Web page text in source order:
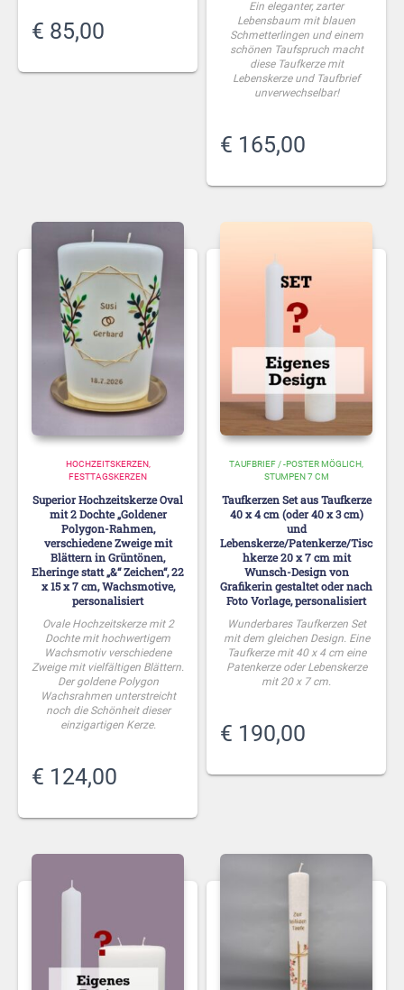
€ 85,00
Ein eleganter, zarter
Lebensbaum mit blauen
Schmetterlingen und einem
schönen Taufspruch macht
diese Taufkerze mit
Lebenskerze und Taufbrief
unverwechselbar!
€ 165,00
HOCHZEITSKERZEN
FESTTAGSKERZEN
Superior Hochzeitskerze Oval
mit 2 Dochte „Goldener
Polygon-Rahmen,
verschiedene Zweige mit
Blättern in Grüntönen,
Eheringe statt „&“ Zeichen“, 22
x 15 x 7 cm, Wachsmotive,
personalisiert
Ovale Hochzeitskerze mit 2
Dochte mit hochwertigem
Wachsmotiv verschiedene
Zweige mit vielfältigen Blättern.
Der goldene Polygon
Wachsrahmen unterstreicht
noch die Schönheit dieser
einzigartigen Kerze.
€ 124,00
TAUFBRIEF / -POSTER MÖGLICH
STUMPEN 7 CM
Taufkerzen Set aus Taufkerze
40 x 4 cm (oder 40 x 3 cm)
und
Lebenskerze/Patenkerze/Tisc
hkerze 20 x 7 cm mit
Wunsch-Design von
Grafikerin gestaltet oder nach
Foto Vorlage, personalisiert
Wunderbares Taufkerzen Set
mit dem gleichen Design. Eine
Taufkerze mit 40 x 4 cm eine
Patenkerze oder Lebenskerze
mit 20 x 7 cm.
€ 190,00